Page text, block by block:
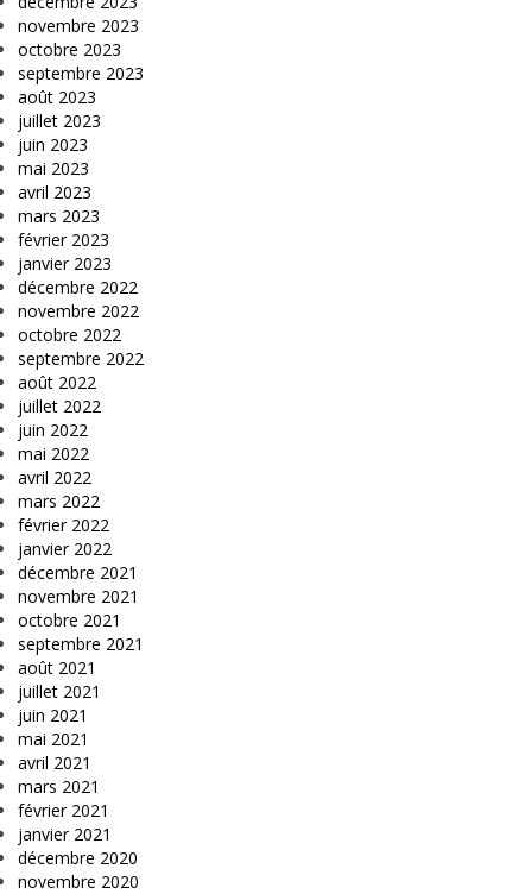
novembre 2023
octobre 2023
septembre 2023
août 2023
juillet 2023
juin 2023
mai 2023
avril 2023
mars 2023
février 2023
janvier 2023
décembre 2022
novembre 2022
octobre 2022
septembre 2022
août 2022
juillet 2022
juin 2022
mai 2022
avril 2022
mars 2022
février 2022
janvier 2022
décembre 2021
novembre 2021
octobre 2021
septembre 2021
août 2021
juillet 2021
juin 2021
mai 2021
avril 2021
mars 2021
février 2021
janvier 2021
décembre 2020
novembre 2020